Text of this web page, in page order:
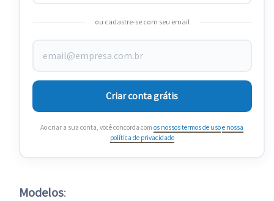
ou cadastre-se com seu email
Criar conta grátis
Ao criar a sua conta, você concorda com os nossos termos de usoe nossa
política de privacidade
Modelos: